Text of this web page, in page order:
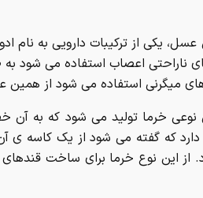
یکی از ترکیبات دارویی به نام
اعصاب استفاده می شود به
میگرنی استفاده می شود از
خرما تولید می شود که به آن
این نوع خرما برای ساخت قندهای